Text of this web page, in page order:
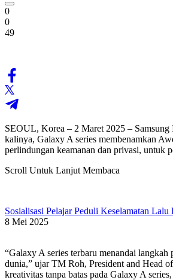
0
0
49
SEOUL, Korea – 2 Maret 2025 –
kalinya, Galaxy A series membenamkan
perlindungan keamanan dan privasi, untuk
Scroll Untuk Lanjut Membaca
Sosialisasi Pelajar Peduli Keselamatan
8 Mei 2025
“Galaxy A series terbaru menandai
dunia,” ujar TM Roh, President and Head
kreativitas tanpa batas pada Galaxy A